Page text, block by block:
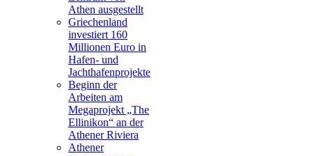
Athen ausgestellt
Griechenland
investiert 160
Millionen Euro in
Hafen- und
Jachthafenprojekte
Beginn der
Arbeiten am
Megaprojekt „The
Ellinikon“ an der
Athener Riviera
Athener